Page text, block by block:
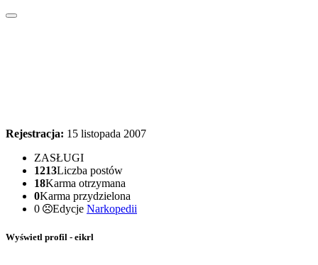
Rejestracja: 15 listopada 2007
ZASŁUGI
1213Liczba postów
18Karma otrzymana
0Karma przydzielona
0
Edycje Narkopedii
Wyświetl profil - eikrl